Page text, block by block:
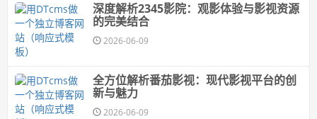
深度解析2345影院：观影体验与影视资源
的完美结合
2026-06-09
全方位解析番茄影视：现代影视平台的创
新与魅力
2026-06-09